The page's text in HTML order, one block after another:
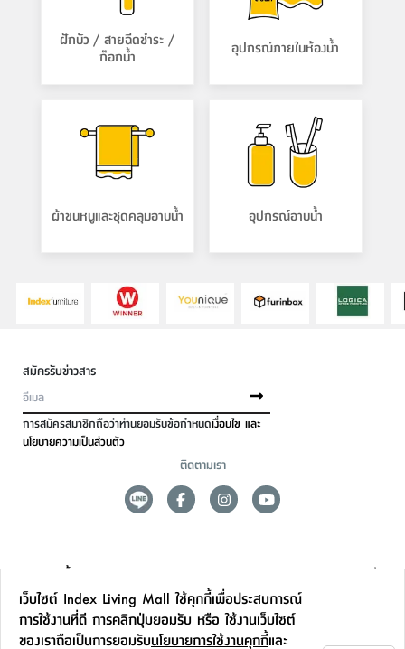
ฝักบัว / สายฉีดชำระ /
ก๊อกน้ำ
อุปกรณ์ภายในห้องน้ำ
ผ้าขนหนูและชุดคลุมอาบน้ำ อุปกรณ์อาบน้ำ
สมัครรับข่าวสาร
การสมัครสมาชิกถือว่าท่านยอมรับข้อกำหนดเงื่อนไข และ
นโยบายความเป็นส่วนตัว
ติดตามเรา
ดูแลลูกค้า
สาขาและการบริการ
เว็บไซต์ Index Living Mall ใช้คุกกี้เพื่อประสบการณ์
การใช้งานที่ดี การคลิกปุ่มยอมรับ หรือ ใช้งานเว็บไซต์
ของเราถือเป็นการยอมรับนโยบายการใช้งานคุกกี้และ